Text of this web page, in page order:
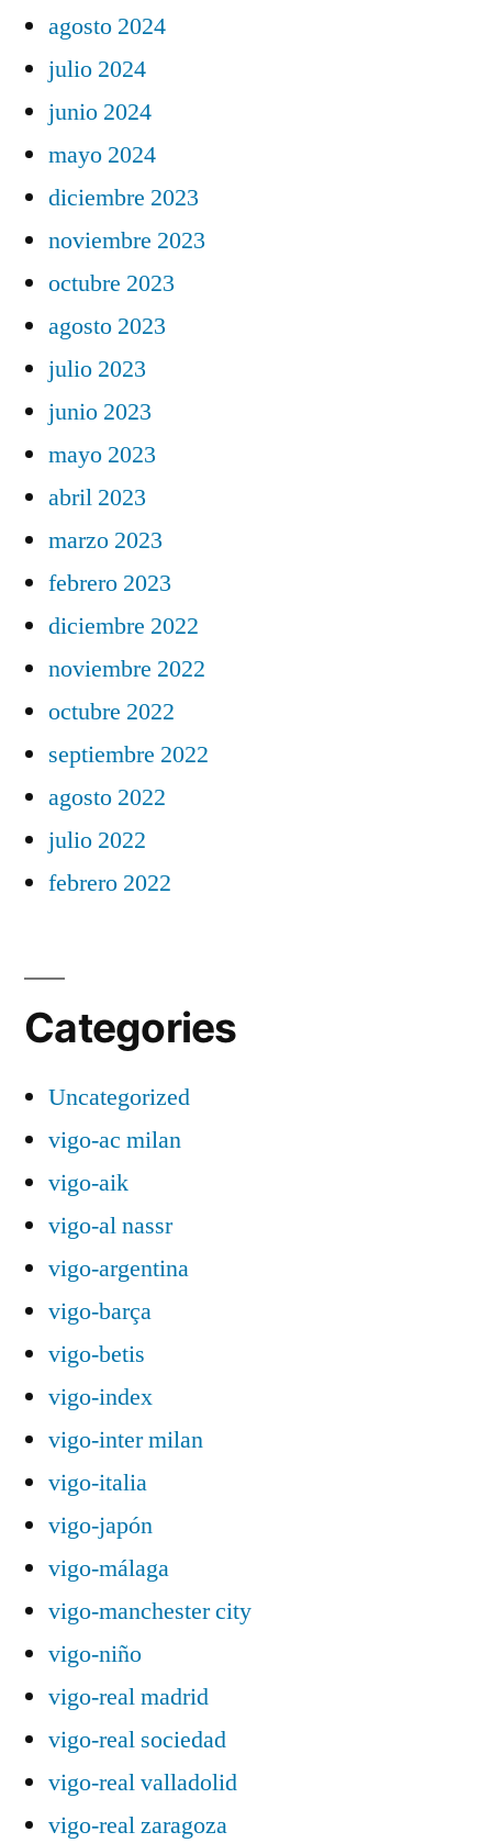
agosto 2024
julio 2024
junio 2024
mayo 2024
diciembre 2023
noviembre 2023
octubre 2023
agosto 2023
julio 2023
junio 2023
mayo 2023
abril 2023
marzo 2023
febrero 2023
diciembre 2022
noviembre 2022
octubre 2022
septiembre 2022
agosto 2022
julio 2022
febrero 2022
Categories
Uncategorized
vigo-ac milan
vigo-aik
vigo-al nassr
vigo-argentina
vigo-barça
vigo-betis
vigo-index
vigo-inter milan
vigo-italia
vigo-japón
vigo-málaga
vigo-manchester city
vigo-niño
vigo-real madrid
vigo-real sociedad
vigo-real valladolid
vigo-real zaragoza